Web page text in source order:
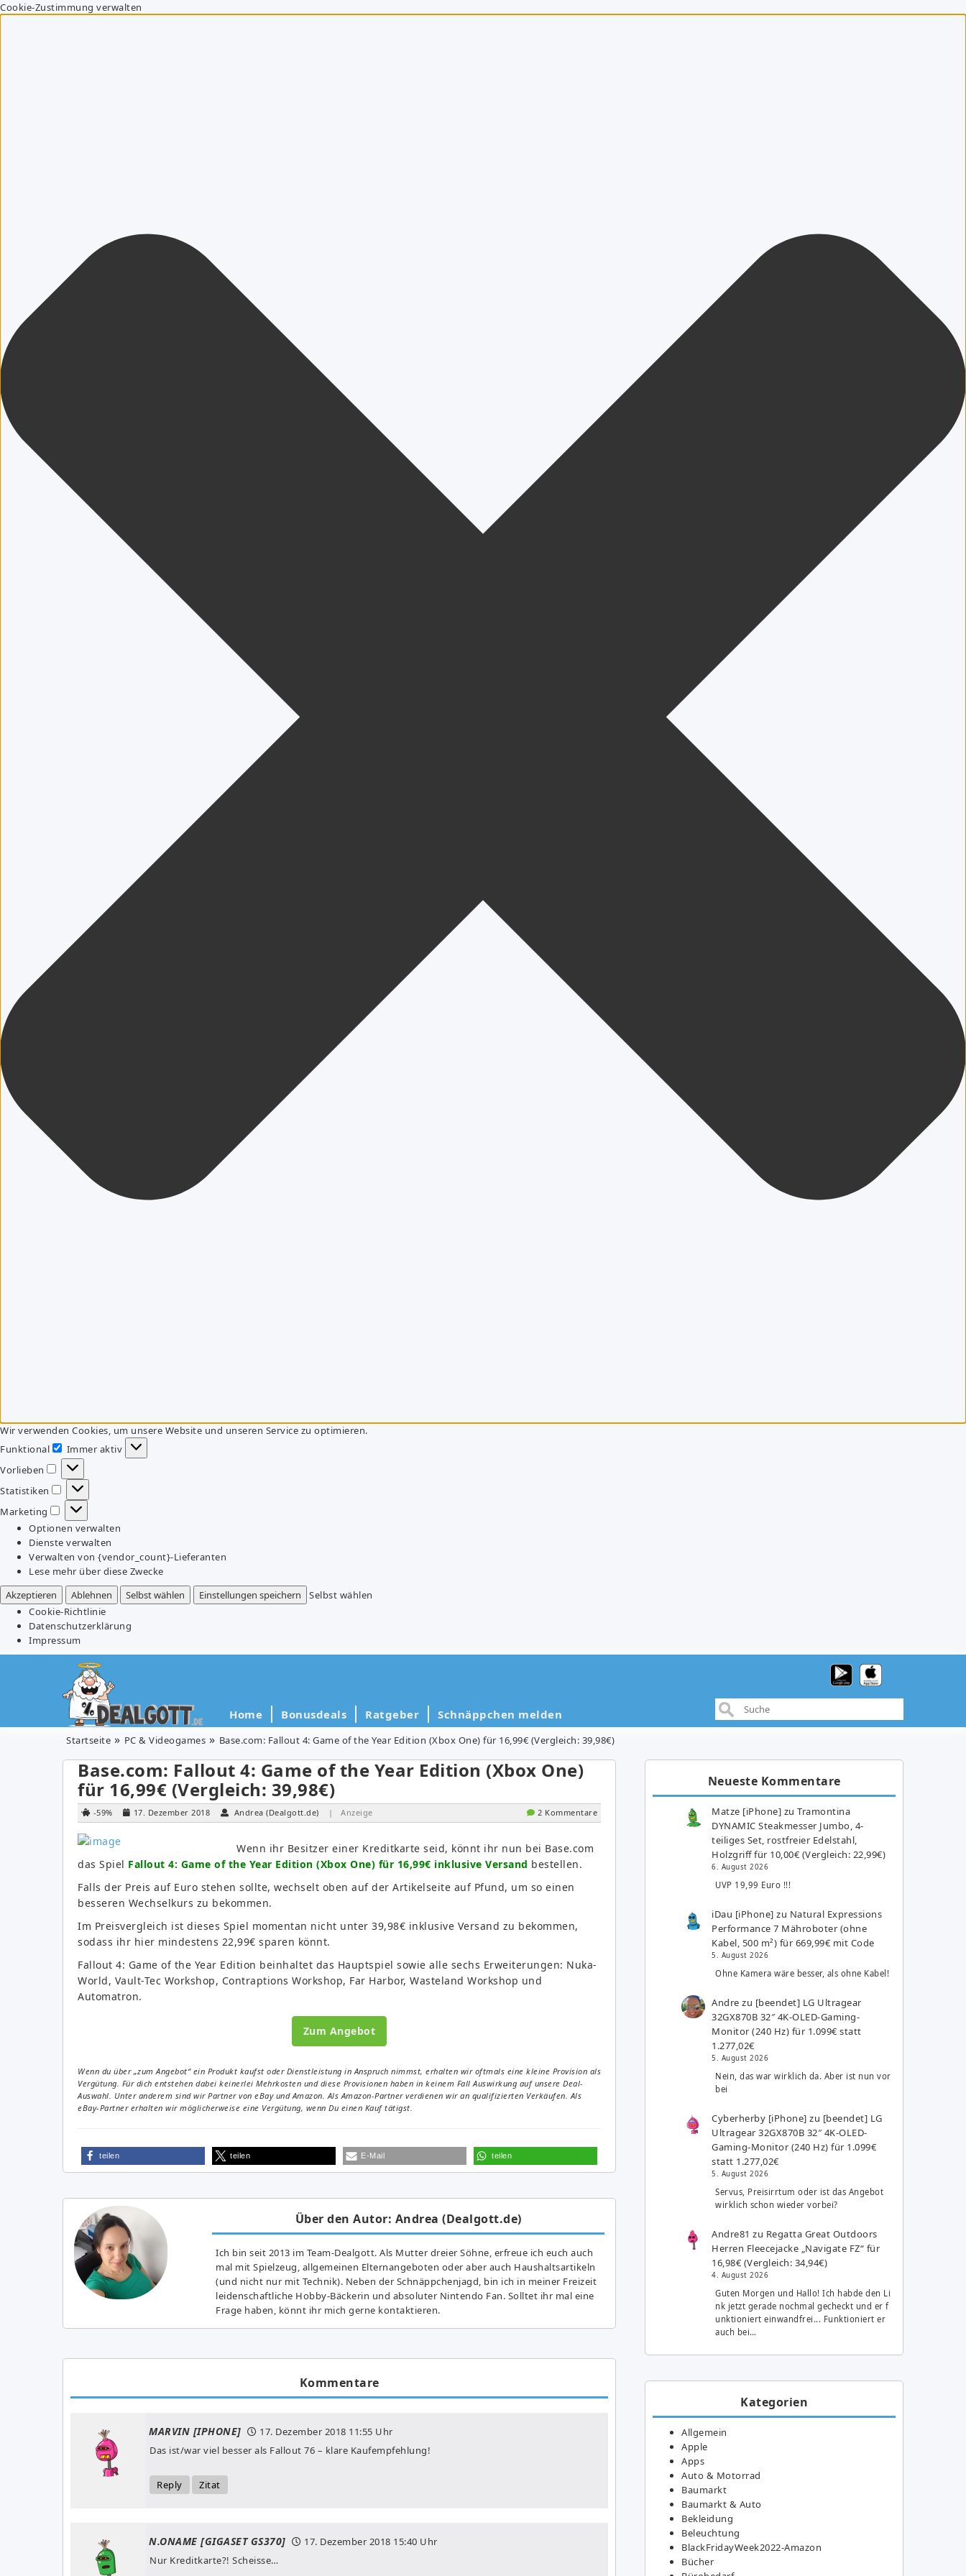
Cookie-Zustimmung verwalten
Wir verwenden Cookies, um unsere Website und unseren Service zu optimieren.
Funktional
Funktional
Immer aktiv
Vorlieben
Vorlieben
Statistiken
Statistiken
Marketing
Marketing
Optionen verwalten
Dienste verwalten
Verwalten von {vendor_count}-Lieferanten
Lese mehr über diese Zwecke
Akzeptieren
Ablehnen Selbst wählen Einstellungen speichern
Selbst wählen
Cookie-Richtlinie
Datenschutzerklärung
Impressum
Home Bonusdeals Ratgeber Schnäppchen melden
Startseite PC & Videogames Base.com: Fallout 4: Game of the Year Edition (Xbox One) für 16,99€ (Vergleich: 39,98€)
Base.com: Fallout 4: Game of the Year Edition (Xbox One)
für 16,99€ (Vergleich: 39,98€)
-59% 17. Dezember 2018 Andrea (Dealgott.de) | Anzeige 2 Kommentare
Wenn ihr Besitzer einer Kreditkarte seid, könnt ihr nun bei Base.com
das Spiel Fallout 4: Game of the Year Edition (Xbox One) für 16,99€ inklusive Versand bestellen.
Falls der Preis auf Euro stehen sollte, wechselt oben auf der Artikelseite auf Pfund, um so einen
besseren Wechselkurs zu bekommen.
Im Preisvergleich ist dieses Spiel momentan nicht unter 39,98€ inklusive Versand zu bekommen,
sodass ihr hier mindestens 22,99€ sparen könnt.
Fallout 4: Game of the Year Edition beinhaltet das Hauptspiel sowie alle sechs Erweiterungen: Nuka-
World, Vault-Tec Workshop, Contraptions Workshop, Far Harbor, Wasteland Workshop und
Automatron.
Zum Angebot
Wenn du über „zum Angebot“ ein Produkt kaufst oder Dienstleistung in Anspruch nimmst, erhalten wir oftmals eine kleine Provision als
Vergütung. Für dich entstehen dabei keinerlei Mehrkosten und diese Provisionen haben in keinem Fall Auswirkung auf unsere Deal-
Auswahl. Unter anderem sind wir Partner von eBay und Amazon. Als Amazon-Partner verdienen wir an qualifizierten Verkäufen. Als
eBay-Partner erhalten wir möglicherweise eine Vergütung, wenn Du einen Kauf tätigst.
teilen teilen E-Mail teilen
Über den Autor: Andrea (Dealgott.de)
Ich bin seit 2013 im Team-Dealgott. Als Mutter dreier Söhne, erfreue ich euch auch
mal mit Spielzeug, allgemeinen Elternangeboten oder aber auch Haushaltsartikeln
(und nicht nur mit Technik). Neben der Schnäppchenjagd, bin ich in meiner Freizeit
leidenschaftliche Hobby-Bäckerin und absoluter Nintendo Fan. Solltet ihr mal eine
Frage haben, könnt ihr mich gerne kontaktieren.
Kommentare
MARVIN [IPHONE] 17. Dezember 2018 11:55 Uhr
Das ist/war viel besser als Fallout 76 – klare Kaufempfehlung!
Reply Zitat
N.ONAME [GIGASET GS370] 17. Dezember 2018 15:40 Uhr
Nur Kreditkarte?! Scheisse…
Neueste Kommentare
Matze [iPhone] zuTramontina
DYNAMIC Steakmesser Jumbo, 4-
teiliges Set, rostfreier Edelstahl,
Holzgriff für 10,00€ (Vergleich: 22,99€)
6. August 2026
UVP 19,99 Euro !!!
iDau [iPhone] zu Natural Expressions
Performance 7 Mähroboter (ohne
Kabel, 500 m²) für 669,99€ mit Code
5. August 2026
Ohne Kamera wäre besser, als ohne Kabel!
Andre zu [beendet] LG Ultragear
32GX870B 32″ 4K-OLED-Gaming-
Monitor (240 Hz) für 1.099€ statt
1.277,02€
5. August 2026
Nein, das war wirklich da. Aber ist nun vor
bei
Cyberherby [iPhone] zu [beendet] LG
Ultragear 32GX870B 32″ 4K-OLED-
Gaming-Monitor (240 Hz) für 1.099€
statt 1.277,02€
5. August 2026
Servus, Preisirrtum oder ist das Angebot
wirklich schon wieder vorbei?
Andre81 zu Regatta Great Outdoors
Herren Fleecejacke „Navigate FZ“ für
16,98€ (Vergleich: 34,94€)
4. August 2026
Guten Morgen und Hallo! Ich habde den Li
nk jetzt gerade nochmal gecheckt und er f
unktioniert einwandfrei... Funktioniert er
auch bei…
Kategorien
Allgemein
Apple
Apps
Auto & Motorrad
Baumarkt
Baumarkt & Auto
Bekleidung
Beleuchtung
BlackFridayWeek2022-Amazon
Bücher